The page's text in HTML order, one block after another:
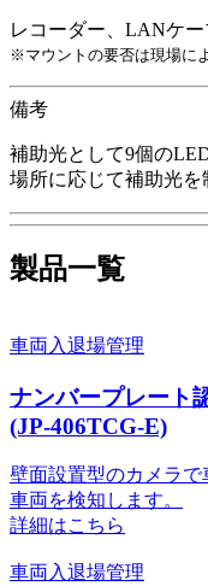
レコーダー、LANケー
※マウントの要否は現場に
備考
補助光として9個の
場所に応じて補助光を
製品一覧
車両入退場管理
ナンバープレート
(JP-406TCG-E)
壁面設置型のカメラで
車両を検知します。
詳細はこちら
車両入退場管理